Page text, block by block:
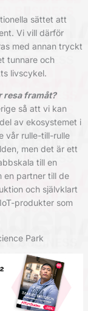
sättet att
Vi vill därför
med annan tryckt
tunnare och
livscykel.
resa framåt?
så att vi kan
av ekosystemet i
vår rulle-till-rulle
men det är ett
till en
en partner till de
och självklart
produkter som
Park